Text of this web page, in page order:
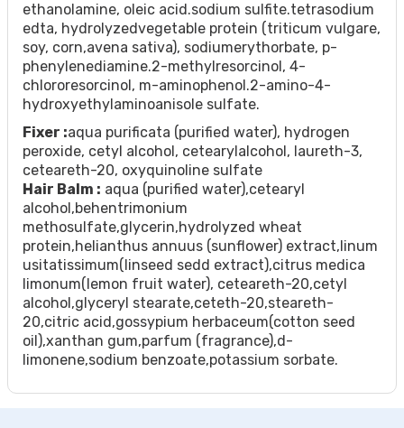
ethanolamine, oleic acid.sodium sulfite.tetrasodium
edta, hydrolyzedvegetable protein (triticum vulgare,
soy, corn,avena sativa), sodiumerythorbate, p-
phenylenediamine.2-methylresorcinol, 4-
chlororesorcinol, m-aminophenol.2-amino-4-
hydroxyethylaminoanisole sulfate.
Fixer :aqua purificata (purified water), hydrogen
peroxide, cetyl alcohol, cetearylalcohol, laureth-3,
ceteareth-20, oxyquinoline sulfate
Hair Balm : aqua (purified water),cetearyl
alcohol,behentrimonium
methosulfate,glycerin,hydrolyzed wheat
protein,helianthus annuus (sunflower) extract,linum
usitatissimum(linseed sedd extract),citrus medica
limonum(lemon fruit water), ceteareth-20,cetyl
alcohol,glyceryl stearate,ceteth-20,steareth-
20,citric acid,gossypium herbaceum(cotton seed
oil),xanthan gum,parfum (fragrance),d-
limonene,sodium benzoate,potassium sorbate.